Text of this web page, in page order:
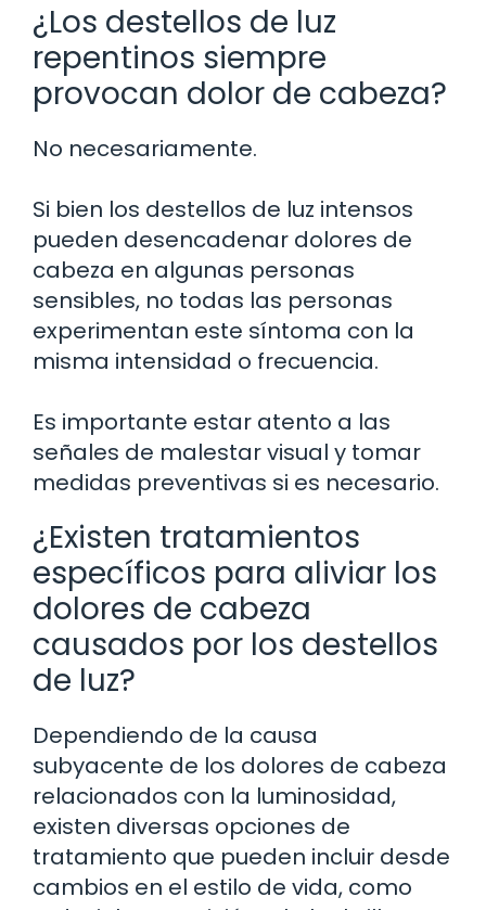
¿Los destellos de luz
repentinos siempre
provocan dolor de cabeza?
No necesariamente.
Si bien los destellos de luz intensos
pueden desencadenar dolores de
cabeza en algunas personas
sensibles, no todas las personas
experimentan este síntoma con la
misma intensidad o frecuencia.
Es importante estar atento a las
señales de malestar visual y tomar
medidas preventivas si es necesario.
¿Existen tratamientos
específicos para aliviar los
dolores de cabeza
causados por los destellos
de luz?
Dependiendo de la causa
subyacente de los dolores de cabeza
relacionados con la luminosidad,
existen diversas opciones de
tratamiento que pueden incluir desde
cambios en el estilo de vida, como